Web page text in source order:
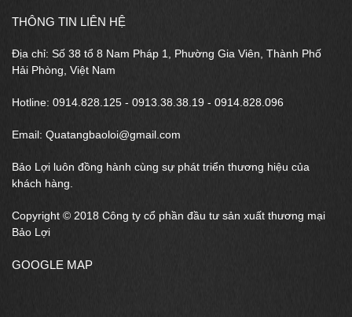
THÔNG TIN LIÊN HỆ
Địa chỉ: Số 38 tổ 8 Nam Pháp 1, Phường Gia Viên, Thành Phố
Hải Phòng, Việt Nam
Hotline: 0914.828.125 - 0913.38.38.19 - 0914.828.096
Email: Quatangbaoloi@gmail.com
Bảo Lợi luôn đồng hành cùng sự phát triển thương hiệu của
khách hàng.
Copyright © 2018 Công ty cổ phần đầu tư sản xuất thương mại
Bảo Lợi
GOOGLE MAP